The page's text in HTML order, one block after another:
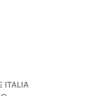
ITALIA